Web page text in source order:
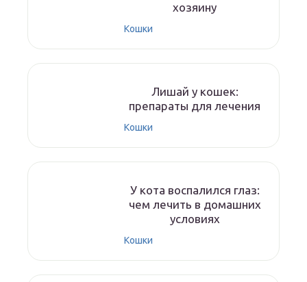
хозяину
Кошки
Лишай у кошек:
препараты для лечения
Кошки
У кота воспалился глаз:
чем лечить в домашних
условиях
Кошки